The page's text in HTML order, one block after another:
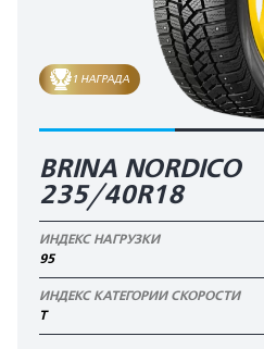
1 НАГРАДА
BRINA NORDICO
235/40R18
ИНДЕКС НАГРУЗКИ
95
ИНДЕКС КАТЕГОРИИ СКОРОСТИ
T